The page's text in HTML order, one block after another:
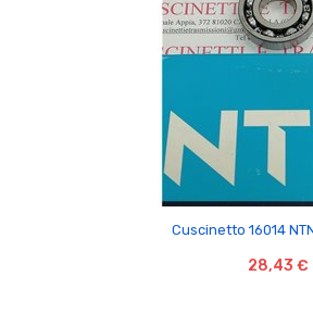

Cuscinetto 16014
28,43 €